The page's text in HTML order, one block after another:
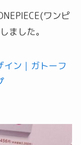
ワンピ
ました。
イン｜ガトーフ